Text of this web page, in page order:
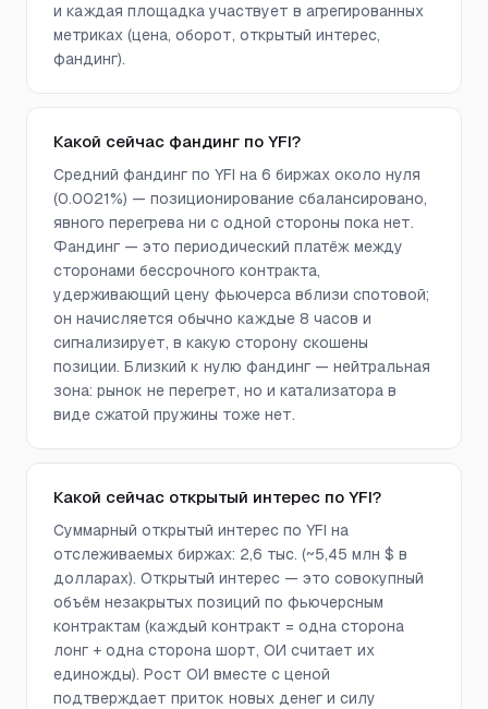
и каждая площадка участвует в агрегированных
метриках (цена, оборот, открытый интерес,
фандинг).
Какой сейчас фандинг по YFI?
Средний фандинг по YFI на 6 биржах около нуля
(0.0021%) — позиционирование сбалансировано,
явного перегрева ни с одной стороны пока нет.
Фандинг — это периодический платёж между
сторонами бессрочного контракта,
удерживающий цену фьючерса вблизи спотовой;
он начисляется обычно каждые 8 часов и
сигнализирует, в какую сторону скошены
позиции. Близкий к нулю фандинг — нейтральная
зона: рынок не перегрет, но и катализатора в
виде сжатой пружины тоже нет.
Какой сейчас открытый интерес по YFI?
Суммарный открытый интерес по YFI на
отслеживаемых биржах: 2,6 тыс. (~5,45 млн $ в
долларах). Открытый интерес — это совокупный
объём незакрытых позиций по фьючерсным
контрактам (каждый контракт = одна сторона
лонг + одна сторона шорт, ОИ считает их
единожды). Рост ОИ вместе с ценой
подтверждает приток новых денег и силу